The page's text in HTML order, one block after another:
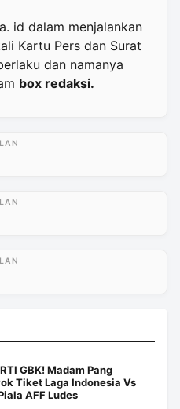
id dalam menjalankan
Kartu Pers dan Surat
dan namanya
box redaksi.
GBK! Madam Pang
Tiket Laga Indonesia Vs
AFF Ludes